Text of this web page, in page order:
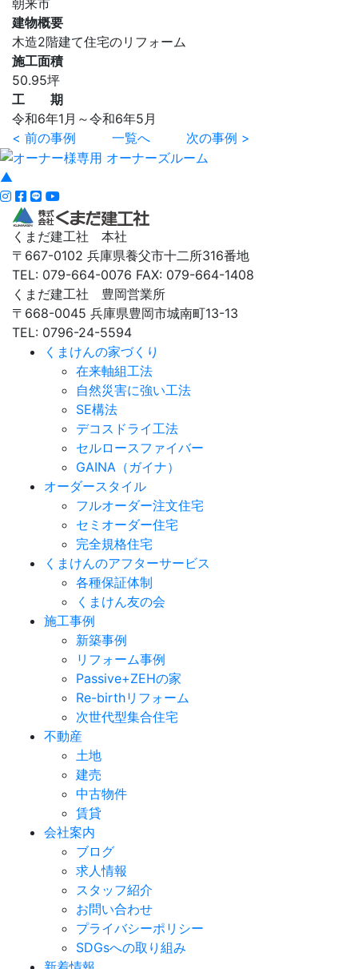
建物概要
木造2階建て住宅のリフォーム
施工面積
50.95坪
工 期
令和6年1月～令和6年5月
< 前の事例
一覧へ 次の事例 >
▲
くまだ建工社 本社
〒667-0102 兵庫県養父市十二所316番地
TEL: 079-664-0076 FAX: 079-664-1408
くまだ建工社 豊岡営業所
〒668-0045 兵庫県豊岡市城南町13-13
TEL: 0796-24-5594
くまけんの家づくり
在来軸組工法
自然災害に強い工法
SE構法
デコスドライ工法
セルロースファイバー
GAINA（ガイナ）
オーダースタイル
フルオーダー注文住宅
セミオーダー住宅
完全規格住宅
くまけんのアフターサービス
各種保証体制
くまけん友の会
施工事例
新築事例
リフォーム事例
Passive+ZEHの家
Re-birthリフォーム
次世代型集合住宅
不動産
土地
建売
中古物件
賃貸
会社案内
ブログ
求人情報
スタッフ紹介
お問い合わせ
プライバシーポリシー
SDGsへの取り組み